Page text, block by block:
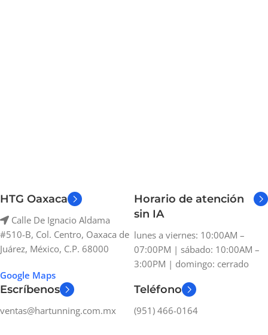
HTG Oaxaca
Calle De Ignacio Aldama
#510-B, Col. Centro, Oaxaca de
Juárez, México, C.P. 68000
Google Maps
Horario de atención
sin IA
lunes a viernes: 10:00AM –
07:00PM | sábado: 10:00AM –
3:00PM | domingo: cerrado
Escríbenos
ventas@hartunning.com.mx
Teléfono
(951) 466-0164